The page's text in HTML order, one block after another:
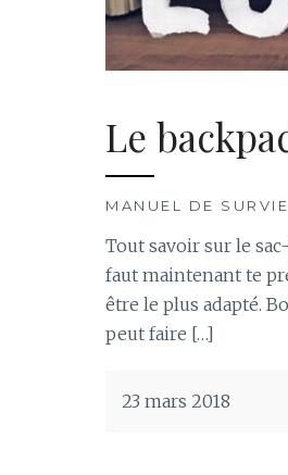
Le
MANUEL DE
Tout savoir sur le
faut maintenant te
être le plus adapté.
peut faire […]
23 mars 2018